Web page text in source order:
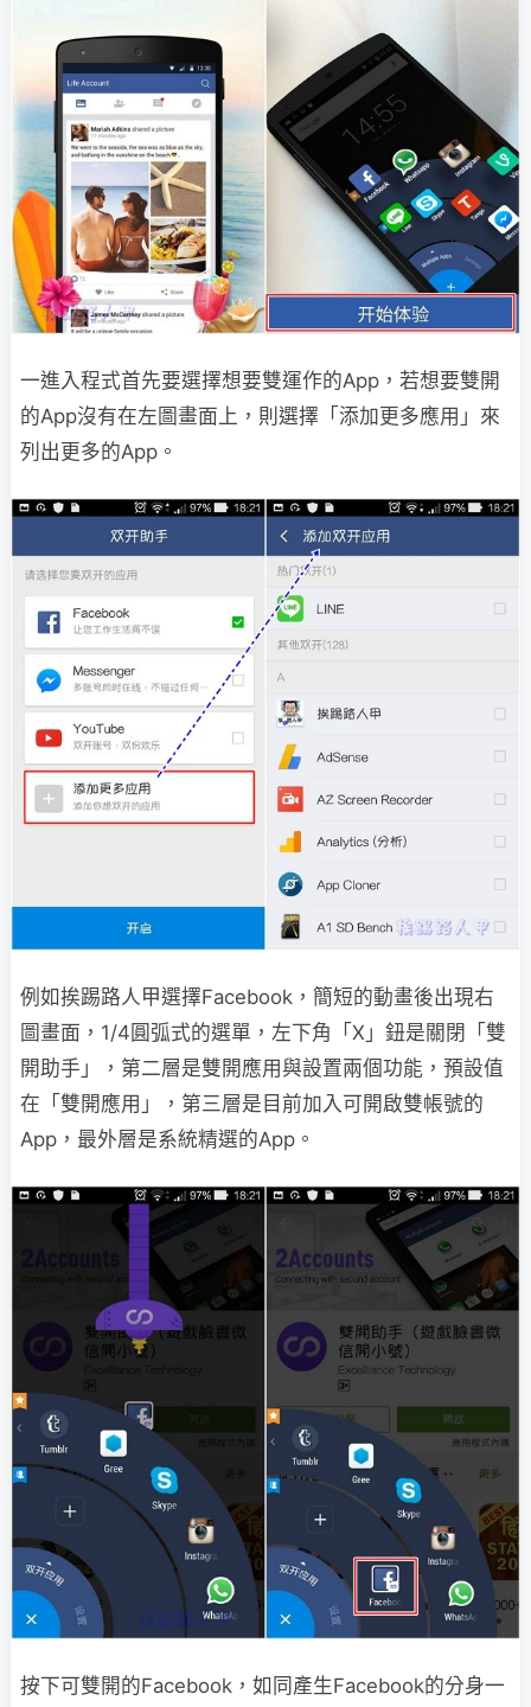
一進入程式首先要選擇想要雙運作的App，若想要雙開
的App沒有在左圖畫面上，則選擇「添加更多應用」來
列出更多的App。
例如挨踢路人甲選擇Facebook，簡短的動畫後出現右
圖畫面，1/4圓弧式的選單，左下角「X」鈕是關閉「雙
開助手」，第二層是雙開應用與設置兩個功能，預設值
在「雙開應用」，第三層是目前加入可開啟雙帳號的
App，最外層是系統精選的App。
按下可雙開的Facebook，如同產生Facebook的分身一